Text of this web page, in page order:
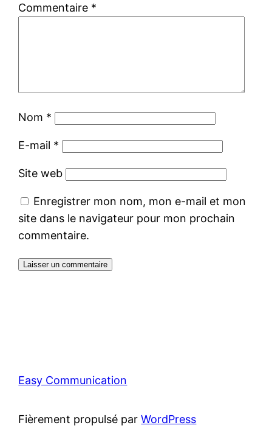
Commentaire *
Nom *
E-mail *
Site web
Enregistrer mon nom, mon e-mail et mon
site dans le navigateur pour mon prochain
commentaire.
Easy Communication
Fièrement propulsé parWordPress